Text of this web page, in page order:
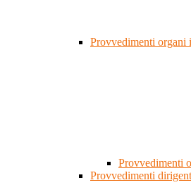
Provvedimenti
Provvedimenti
Provvedimenti